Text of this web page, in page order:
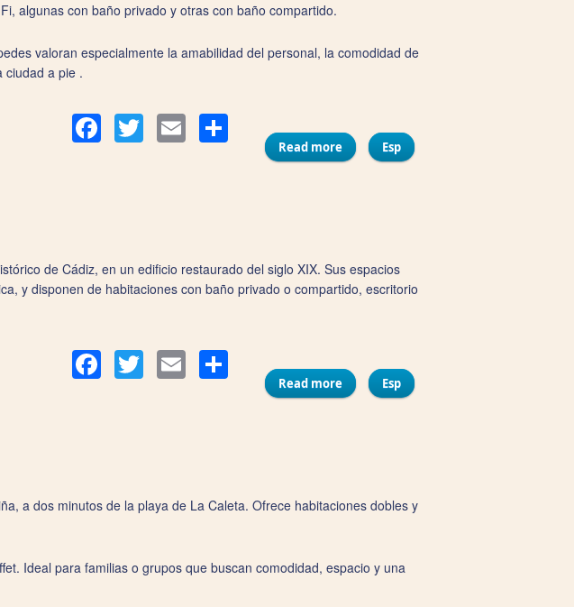
algunas con baño privado y otras con baño compartido.
valoran especialmente la amabilidad del personal, la comodidad de
ciudad a pie .
FacebookTwitter Email Compartir
Read more about Pensión La Cantarera
Esp
de Cádiz, en un edificio restaurado del siglo XIX. Sus espacios
y disponen de habitaciones con baño privado o compartido, escritorio
FacebookTwitter Email Compartir
Read more about Pensión España
Esp
a dos minutos de la playa de La Caleta. Ofrece habitaciones dobles y
Ideal para familias o grupos que buscan comodidad, espacio y una